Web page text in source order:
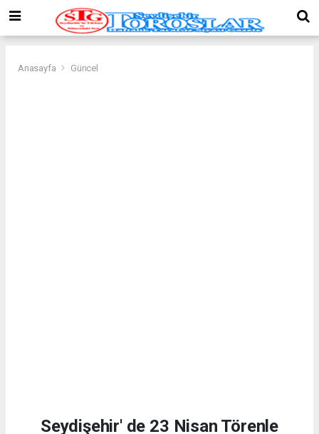
Anasayfa Güncel
Seydişehir' de 23 Nisan Törenle